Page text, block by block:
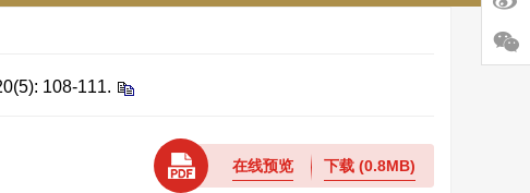
108-111.
在线预览 下载(0.8MB)